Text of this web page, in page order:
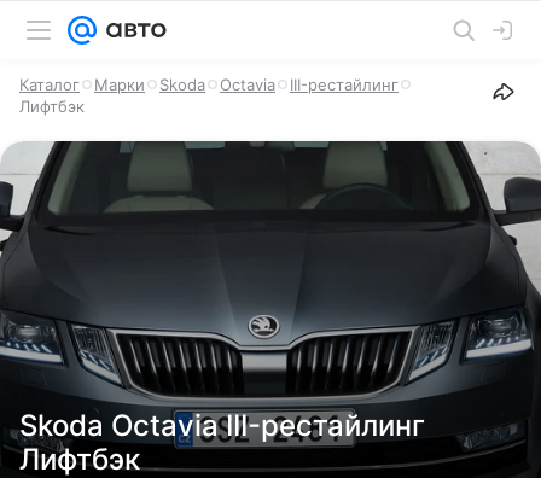
Каталог Марки Skoda Octavia
III-рестайлинг
Лифтбэк
Skoda Octavia III-рестайлинг
Лифтбэк